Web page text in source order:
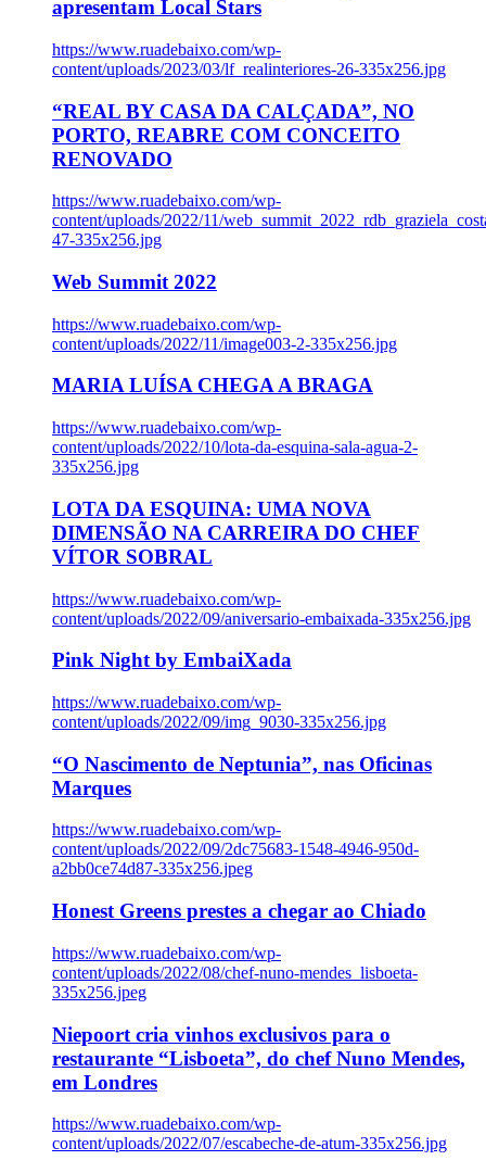
apresentam Local Stars
https://www.ruadebaixo.com/wp-
content/uploads/2023/03/lf_realinteriores-26-335x256.jpg
“REAL BY CASA DA CALÇADA”, NO
PORTO, REABRE COM CONCEITO
RENOVADO
https://www.ruadebaixo.com/wp-
content/uploads/2022/11/
47-335x256.jpg
Web Summit 2022
https://www.ruadebaixo.com/wp-
content/uploads/2022/11/image003-2-335x256.jpg
MARIA LUÍSA CHEGA A BRAGA
https://www.ruadebaixo.com/wp-
content/uploads/2022/10/lota-da-esquina-sala-agua-2-
335x256.jpg
LOTA DA ESQUINA: UMA NOVA
DIMENSÃO NA CARREIRA DO CHEF
VÍTOR SOBRAL
https://www.ruadebaixo.com/wp-
content/uploads/2022/09/aniversario-embaixada-335x256.jpg
Pink Night by EmbaiXada
https://www.ruadebaixo.com/wp-
content/uploads/2022/09/img_9030-335x256.jpg
“O Nascimento de Neptunia”, nas Oficinas
Marques
https://www.ruadebaixo.com/wp-
content/uploads/2022/09/2dc75683-1548-4946-950d-
a2bb0ce74d87-335x256.jpeg
Honest Greens prestes a chegar ao Chiado
https://www.ruadebaixo.com/wp-
content/uploads/2022/08/chef-nuno-mendes_lisboeta-
335x256.jpeg
Niepoort cria vinhos exclusivos para o
restaurante “Lisboeta”, do chef Nuno Mendes,
em Londres
https://www.ruadebaixo.com/wp-
content/uploads/2022/07/escabeche-de-atum-335x256.jpg